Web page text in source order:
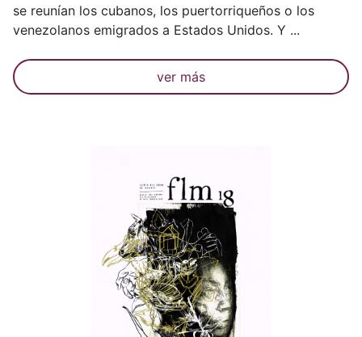
se reunían los cubanos, los puertorriqueños o los
venezolanos emigrados a Estados Unidos. Y ...
ver más